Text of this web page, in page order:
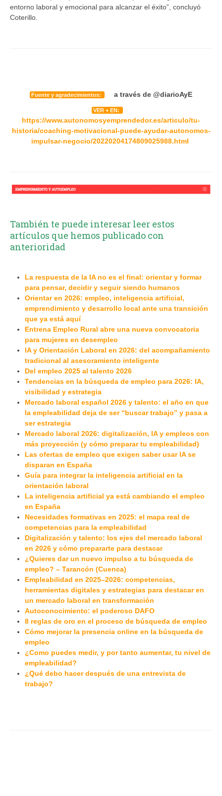
entorno laboral y emocional para alcanzar el éxito”, concluyó
Coterillo.
Fuente y agradecimientos: a través de@diarioAyE
VER + EN:
https://www.autonomosyemprendedor.es/articulo/tu-
historia/coaching-motivacional-puede-ayudar-autonomos-
impulsar-negocio/20220204174809025988.html
También te puede interesar leer estos
artículos que hemos publicado con
anterioridad
La respuesta de la IA no es el final: orientar y formar
para pensar, decidir y seguir siendo humanos
Orientar en 2026: empleo, inteligencia artificial,
emprendimiento y desarrollo local ante una transición
que ya está aquí
Entrena Empleo Rural abre una nueva convocatoria
para mujeres en desempleo
IA y Orientación Laboral en 2026: del acompañamiento
tradicional al asesoramiento inteligente
Del empleo 2025 al talento 2026
Tendencias en la búsqueda de empleo para 2026: IA,
visibilidad y estrategia
Mercado laboral español 2026 y talento: el año en que
la empleabilidad deja de ser “buscar trabajo” y pasa a
ser estrategia
Mercado laboral 2026: digitalización, IA y empleos con
más proyección (y cómo preparar tu empleabilidad)
Las ofertas de empleo que exigen saber usar IA se
disparan en España
Guía para integrar la inteligencia artificial en la
orientación laboral
La inteligencia artificial ya está cambiando el empleo
en España
Necesidades formativas en 2025: el mapa real de
competencias para la empleabilidad
Digitalización y talento: los ejes del mercado laboral
en 2026 y cómo prepararte para destacar
¿Quieres dar un nuevo impulso a tu búsqueda de
empleo? – Tarancón (Cuenca)
Empleabilidad en 2025–2026: competencias,
herramientas digitales y estrategias para destacar en
un mercado laboral en transformación
Autoconocimiento: el poderoso DAFO
8 reglas de oro en el proceso de búsqueda de empleo
Cómo mejorar la presencia online en la búsqueda de
empleo
¿Como puedes medir, y por tanto aumentar, tu nivel de
empleabilidad?
¿Qué debo hacer después de una entrevista de
trabajo?